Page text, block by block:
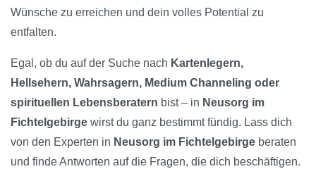
Wünsche zu erreichen und dein volles Potential zu
entfalten.
Egal, ob du auf der Suche nach Kartenlegern,
Hellsehern, Wahrsagern, Medium Channeling oder
spirituellen Lebensberatern bist – in Neusorg im
Fichtelgebirge wirst du ganz bestimmt fündig. Lass dich
von den Experten in Neusorg im Fichtelgebirge beraten
und finde Antworten auf die Fragen, die dich beschäftigen.